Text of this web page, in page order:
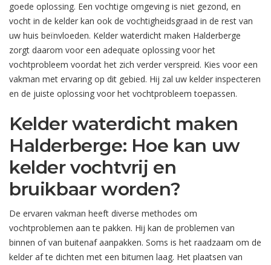
goede oplossing. Een vochtige omgeving is niet gezond, en
vocht in de kelder kan ook de vochtigheidsgraad in de rest van
uw huis beïnvloeden. Kelder waterdicht maken Halderberge
zorgt daarom voor een adequate oplossing voor het
vochtprobleem voordat het zich verder verspreid. Kies voor een
vakman met ervaring op dit gebied. Hij zal uw kelder inspecteren
en de juiste oplossing voor het vochtprobleem toepassen.
Kelder waterdicht maken
Halderberge: Hoe kan uw
kelder vochtvrij en
bruikbaar worden?
De ervaren vakman heeft diverse methodes om
vochtproblemen aan te pakken. Hij kan de problemen van
binnen of van buitenaf aanpakken. Soms is het raadzaam om de
kelder af te dichten met een bitumen laag. Het plaatsen van